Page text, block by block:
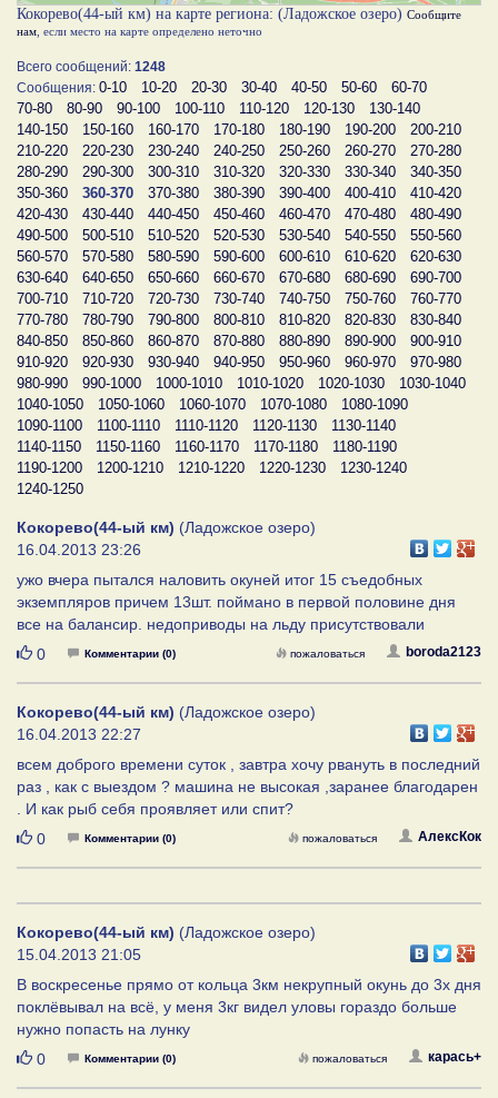
Кокорево(44-ый км) на карте региона: (Ладожское озеро) Сообщите
нам , если место на карте определено неточно
Всего сообщений: 1248
Сообщения: 0-10 10-20 20-30 30-40 40-50 50-60
60-70
70-80
80-90 90-100 100-110 110-120 120-130
130-140
140-150
150-160 160-170 170-180 180-190 190-200
200-210
210-220
220-230 230-240 240-250 250-260 260-270
270-280
280-290
290-300 300-310 310-320 320-330 330-340
340-350
350-360
360-370 370-380 380-390 390-400 400-410
410-420
420-430
430-440 440-450 450-460 460-470 470-480
480-490
490-500
500-510 510-520 520-530 530-540 540-550
550-560
560-570
570-580 580-590 590-600 600-610 610-620
620-630
630-640
640-650 650-660 660-670 670-680 680-690
690-700
700-710
710-720 720-730 730-740 740-750 750-760
760-770
770-780
780-790 790-800 800-810 810-820 820-830
830-840
840-850
850-860 860-870 870-880 880-890 890-900
900-910
910-920
920-930 930-940 940-950 950-960 960-970
970-980
980-990
990-1000 1000-1010 1010-1020 1020-1030
1030-1040
1040-1050
1050-1060 1060-1070 1070-1080
1080-1090
1090-1100
1100-1110 1110-1120 1120-1130
1130-1140
1140-1150
1150-1160 1160-1170 1170-1180
1180-1190
1190-1200
1200-1210 1210-1220 1220-1230
1230-1240
1240-1250
Кокорево(44-ый км) (Ладожское озеро)
16.04.2013 23:26
ужо вчера пытался наловить окуней итог 15 съедобных
экземпляров причем 13шт. поймано в первой половине дня
все на балансир. недоприводы на льду присутствовали
Нравится
0 Комментарии (0) boroda2123
пожаловаться
Кокорево(44-ый км) (Ладожское озеро)
16.04.2013 22:27
всем доброго времени суток , завтра хочу рвануть в последний
раз , как с выездом ? машина не высокая ,заранее благодарен
. И как рыб себя проявляет или спит?
Нравится
0 Комментарии (0) АлексКок
пожаловаться
Кокорево(44-ый км) (Ладожское озеро)
15.04.2013 21:05
В воскресенье прямо от кольца 3км некрупный окунь до 3х дня
поклёвывал на всё, у меня 3кг видел уловы гораздо больше
нужно попасть на лунку
Нравится
0 Комментарии (0) карась+
пожаловаться